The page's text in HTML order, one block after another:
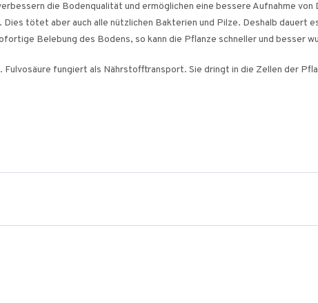
die Bodenqualität und ermöglichen eine bessere Aufnahme von
tötet aber auch alle nützlichen Bakterien und Pilze. Deshalb dauert
Belebung des Bodens, so kann die Pflanze schneller und besser
fungiert als Nährstofftransport. Sie dringt in die Zellen der